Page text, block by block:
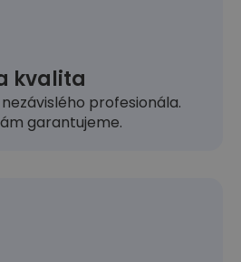
kvalita
profesionála.
garantujeme.